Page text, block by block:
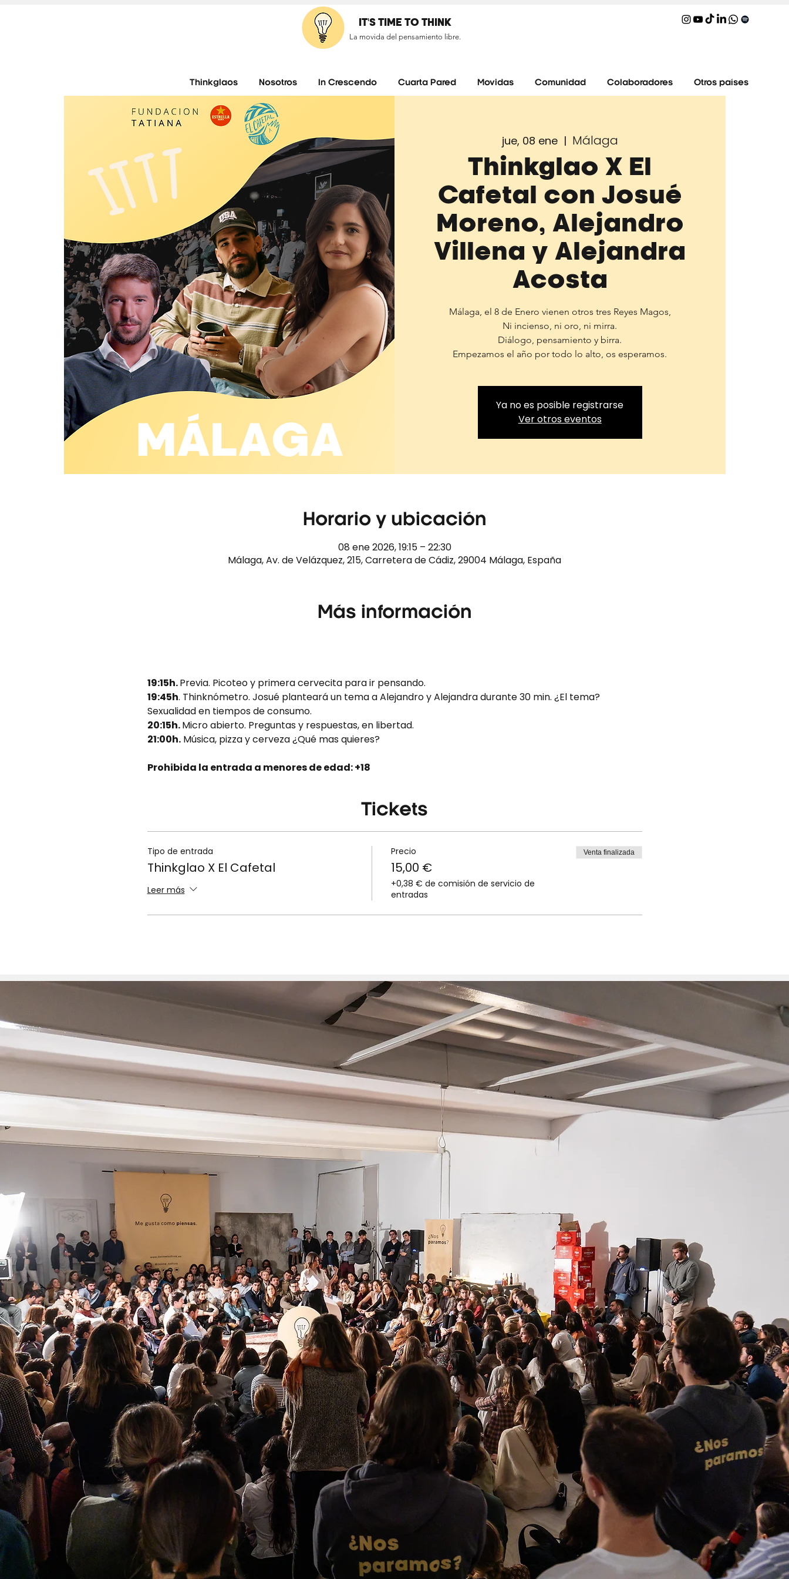
IT'S TIME TO THINK
La movida del pensamiento libre.
Thinkglaos Nosotros In Crescendo Cuarta Pared Movidas Comunidad Colaboradores Otros países
jue, 08 ene
  |
Málaga
Thinkglao X El
Cafetal con Josué
Moreno, Alejandro
Villena y Alejandra
Acosta
Málaga, el 8 de Enero vienen otros tres Reyes Magos,
Ni incienso, ni oro, ni mirra.
Diálogo, pensamiento y birra.
Empezamos el año por todo lo alto, os esperamos.
Ya no es posible registrarse
Ver otros eventos
Horario y ubicación
08 ene 2026, 19:15 – 22:30
Málaga, Av. de Velázquez, 215, Carretera de Cádiz, 29004 Málaga, España
Más información
19:15h. Previa. Picoteo y primera cervecita para ir pensando.
19:45h. Thinknómetro. Josué planteará un tema a Alejandro y Alejandra durante 30 min. ¿El tema?
Sexualidad en tiempos de consumo.
20:15h. Micro abierto. Preguntas y respuestas, en libertad.
21:00h. Música, pizza y cerveza ¿Qué mas quieres?
Prohibida la entrada a menores de edad: +18
Tickets
Tipo de entrada
Thinkglao X El Cafetal
Leer más
Precio
15,00 €
+0,38 € de comisión de servicio de
entradas
Venta finalizada